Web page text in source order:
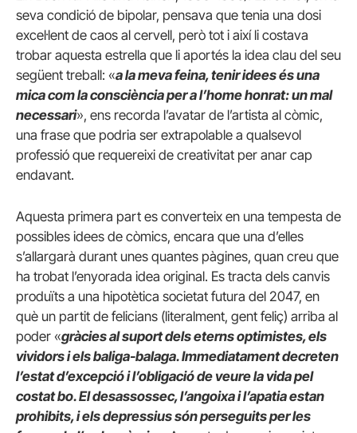
seva condició de bipolar, pensava que tenia una dosi
excel·lent de caos al cervell, però tot i així li costava
trobar aquesta estrella que li aportés la idea clau del seu
següent treball: «a la meva feina, tenir idees és una
mica com la consciència per a l’home honrat: un mal
necessari», ens recorda l’avatar de l’artista al còmic,
una frase que podria ser extrapolable a qualsevol
professió que requereixi de creativitat per anar cap
endavant.
Aquesta primera part es converteix en una tempesta de
possibles idees de còmics, encara que una d’elles
s’allargarà durant unes quantes pàgines, quan creu que
ha trobat l’enyorada idea original. Es tracta dels canvis
produïts a una hipotètica societat futura del 2047, en
què un partit de felicians (literalment, gent feliç) arriba al
poder «gràcies al suport dels eterns optimistes, els
vividors i elsbaliga-balaga. Immediatament decreten
l’estat d’excepció i l’obligació de veure la vida pel
costat bo. El desassossec, l’angoixa i l’apatia estan
prohibits, i els depressius són perseguits per les